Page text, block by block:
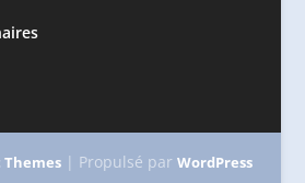
Themes| Propulsé par WordPress